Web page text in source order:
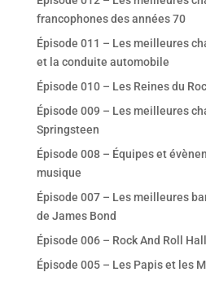
francophones des années 70
Épisode 011 – Les meilleures
et la conduite automobile
Épisode 010 – Les Reines du
Épisode 009 – Les meilleures
Springsteen
Épisode 008 – Équipes et
musique
Épisode 007 – Les meilleures
de James Bond
Épisode 006 – Rock And Roll
Épisode 005 – Les Papis et les